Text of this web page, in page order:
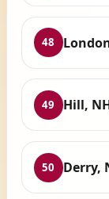
48
49 Hill,
50 Derry,